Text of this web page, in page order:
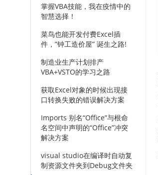
掌握VBA技能，我在疫情中的
智慧选择！
菜鸟也能开发付费Excel插
件，”钟工造价屋” 诞生之路!
制造业生产计划排产
VBA+VSTO的学习之路
获取Excel对象的时候出现接
口转换失败的错误解决方案
Imports 别名“Office”与根命
名空间中声明的“Office”冲突
解决方案
visual studio在编译时自动复
制资源文件夹到Debug文件夹